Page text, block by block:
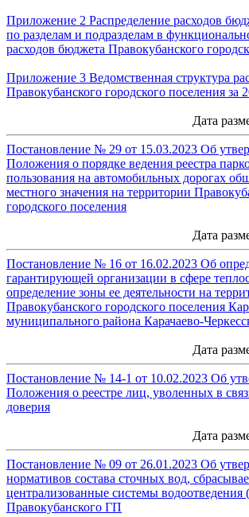
Приложение 2 Распределение расходов
по разделам и подразделам в
расходов бюджета Правокубанского
Приложение 3 Ведомственная структура
Правокубанского городского поселения за
Дата
Постановление № 29 от 15.03.2023 Об
Положения о порядке ведения реестра
пользования на автомобильных дорогах
местного значения на территории
городского поселения
Дата
Постановление № 16 от 16.02.2023 Об
гарантирующей организации в сфере
определение зоны ее деятельности на
Правокубанского городского поселения
муниципального района Карачаево-
Дата
Постановление № 14-1 от 10.02.2023 Об
Положения о реестре лиц, уволенных в
доверия
Дата
Постановление № 09 от 26.01.2023 Об
нормативов состава сточных вод,
централизованные системы водоотведения
Правокубанского ГП